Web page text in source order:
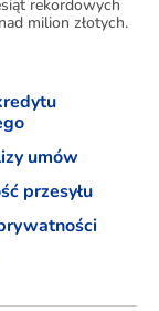
rekordowych
milion złotych.
umów
przesyłu